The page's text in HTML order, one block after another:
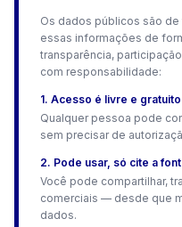
Os dados públicos são
essas informações de
transparência,
com responsabilidade:
1. Acesso é livre e gratuito
Qualquer pessoa pode
sem precisar de
2. Pode usar, só cite a
Você pode compartilhar,
comerciais — desde que
dados.